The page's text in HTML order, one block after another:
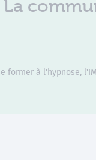
La
former à l'hypnose,